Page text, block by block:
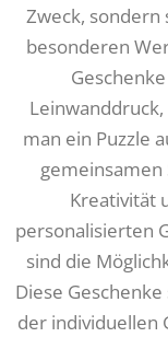
Zweck,
besonderen
man ein Puzzle
Kreativität
personalisierten
sind die
Diese
der individuellen